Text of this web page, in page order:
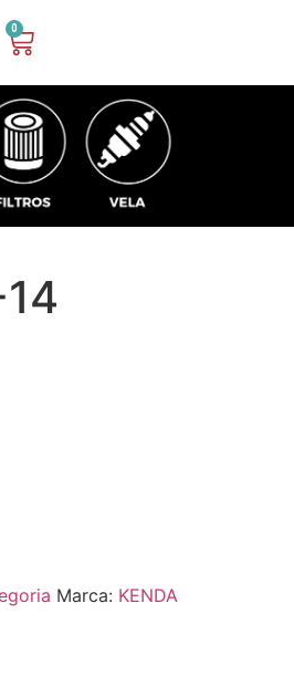
0
Marca: KENDA